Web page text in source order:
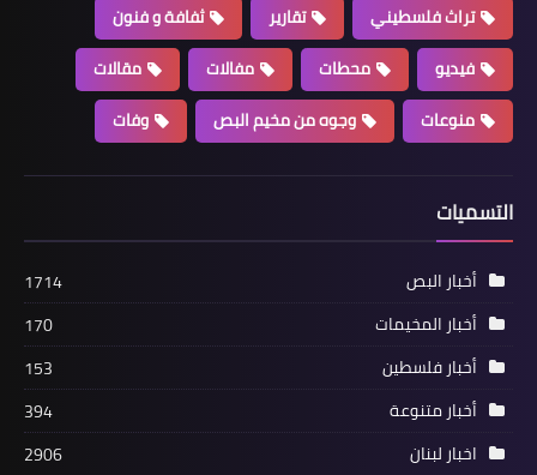
فتاوى مجلس علماء فلسطين في أحكام
الصيام الضرورية التي يحتاجها كل صائم.
تراث فلسطيني
تقارير
ثفافة و فنون
فيديو
محطات مفالات
مقالات
منوعات
وجوه من مخيم البص وفات
التسميات
أخبار البص
1714
أخبار المخيمات
170
أخبار فلسطين
153
أخبار متنوعة
394
اخبار لبنان
2906